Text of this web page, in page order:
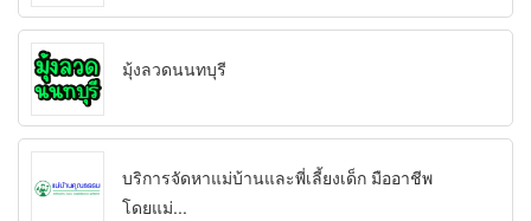
มุ้งลวดนนทบุรี
บริการจัดหาแม่บ้านและพี่เลี้ยงเด็ก มืออาชีพ
โดยแม่...